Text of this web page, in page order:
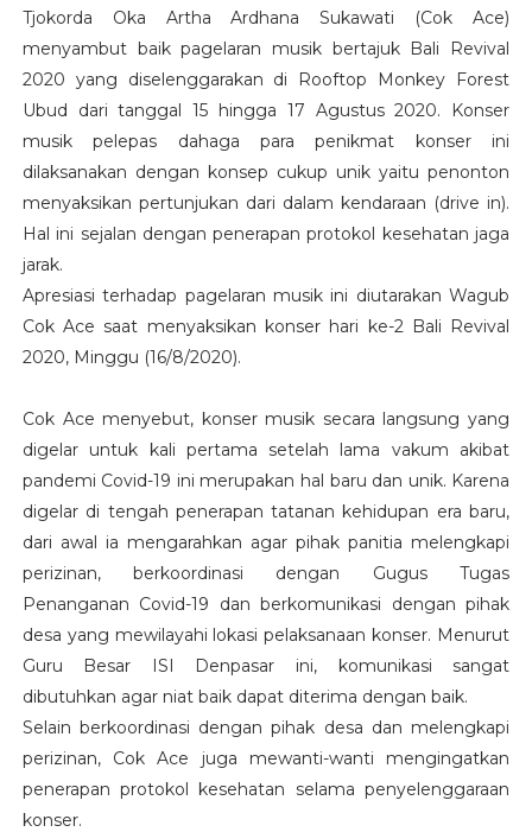
Tjokorda Oka Artha Ardhana Sukawati (Cok Ace)
menyambut baik pagelaran musik bertajuk Bali Revival
2020 yang diselenggarakan di Rooftop Monkey Forest
Ubud dari tanggal 15 hingga 17 Agustus 2020. Konser
musik pelepas dahaga para penikmat konser ini
dilaksanakan dengan konsep cukup unik yaitu penonton
menyaksikan pertunjukan dari dalam kendaraan (drive in).
Hal ini sejalan dengan penerapan protokol kesehatan jaga
jarak.
Apresiasi terhadap pagelaran musik ini diutarakan Wagub
Cok Ace saat menyaksikan konser hari ke-2 Bali Revival
2020, Minggu (16/8/2020).
Cok Ace menyebut, konser musik secara langsung yang
digelar untuk kali pertama setelah lama vakum akibat
pandemi Covid-19 ini merupakan hal baru dan unik. Karena
digelar di tengah penerapan tatanan kehidupan era baru,
dari awal ia mengarahkan agar pihak panitia melengkapi
perizinan, berkoordinasi dengan Gugus Tugas
Penanganan Covid-19 dan berkomunikasi dengan pihak
desa yang mewilayahi lokasi pelaksanaan konser. Menurut
Guru Besar ISI Denpasar ini, komunikasi sangat
dibutuhkan agar niat baik dapat diterima dengan baik.
Selain berkoordinasi dengan pihak desa dan melengkapi
perizinan, Cok Ace juga mewanti-wanti mengingatkan
penerapan protokol kesehatan selama penyelenggaraan
konser.